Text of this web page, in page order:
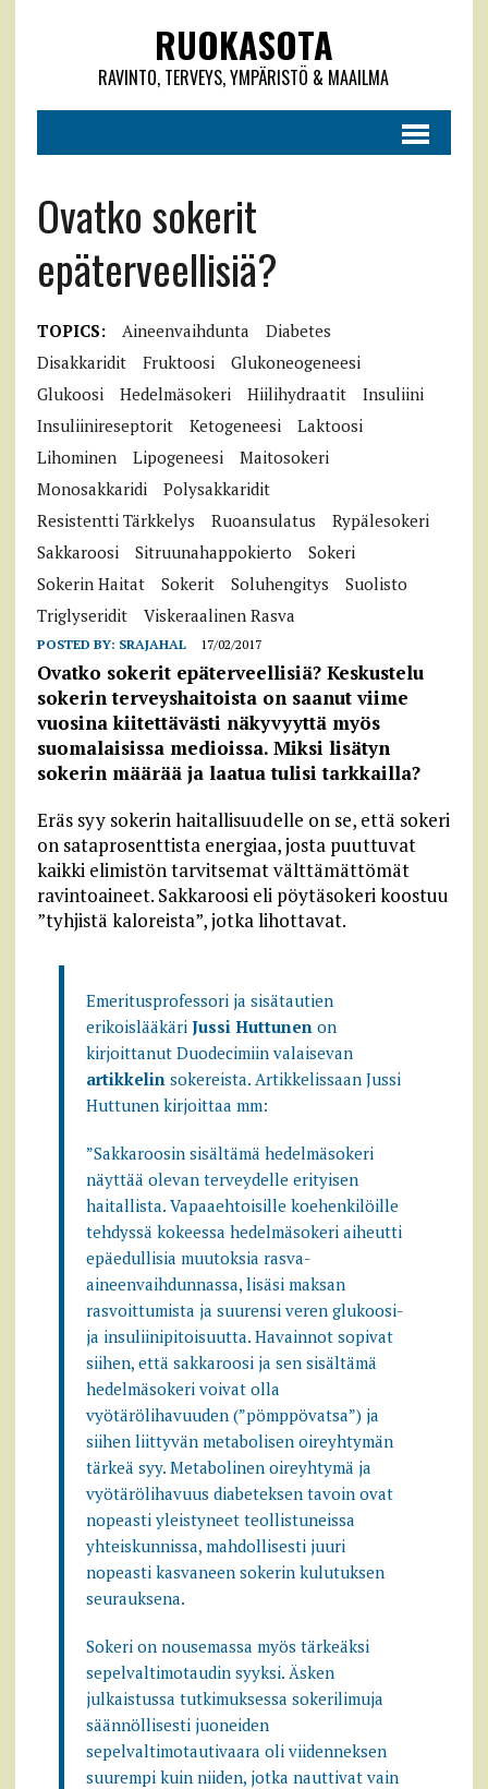
RUOKASOTA
RAVINTO, TERVEYS, YMPÄRISTÖ & MAAILMA
Ovatko sokerit
epäterveellisiä?
TOPICS: Aineenvaihdunta
Diabetes
Disakkaridit
Fruktoosi
Glukoneogeneesi
Glukoosi
Hedelmäsokeri Hiilihydraatit
Insuliini
Insuliinireseptorit
Ketogeneesi
Laktoosi
Lihominen
Lipogeneesi
Maitosokeri
Monosakkaridi
Polysakkaridit
Resistentti Tärkkelys
Ruoansulatus
Rypälesokeri
Sakkaroosi
Sitruunahappokierto
Sokeri
Sokerin Haitat
Sokerit Soluhengitys
Suolisto
Triglyseridit
Viskeraalinen Rasva
POSTED BY: SRAJAHAL 17/02/2017
Ovatko sokerit epäterveellisiä? Keskustelu
sokerin terveyshaitoista on saanut viime
vuosina kiitettävästi näkyvyyttä myös
suomalaisissa medioissa. Miksi lisätyn
sokerin määrää ja laatua tulisi tarkkailla?
Eräs syy sokerin haitallisuudelle on se, että sokeri
on sataprosenttista energiaa, josta puuttuvat
kaikki elimistön tarvitsemat välttämättömät
ravintoaineet. Sakkaroosi eli pöytäsokeri koostuu
”tyhjistä kaloreista”, jotka lihottavat.
Emeritusprofessori ja sisätautien
erikoislääkäri Jussi Huttunenon
kirjoittanut Duodecimiin valaisevan
artikkelinsokereista. Artikkelissaan Jussi
Huttunen kirjoittaa mm:
”Sakkaroosin sisältämä hedelmäsokeri
näyttää olevan terveydelle erityisen
haitallista. Vapaaehtoisille koehenkilöille
tehdyssä kokeessa hedelmäsokeri aiheutti
epäedullisia muutoksia rasva-
aineenvaihdunnassa, lisäsi maksan
rasvoittumista ja suurensi veren glukoosi-
ja insuliinipitoisuutta. Havainnot sopivat
siihen, että sakkaroosi ja sen sisältämä
hedelmäsokeri voivat olla
vyötärölihavuuden (”pömppövatsa”) ja
siihen liittyvän metabolisen oireyhtymän
tärkeä syy. Metabolinen oireyhtymä ja
vyötärölihavuus diabeteksen tavoin ovat
nopeasti yleistyneet teollistuneissa
yhteiskunnissa, mahdollisesti juuri
nopeasti kasvaneen sokerin kulutuksen
seurauksena.
Sokeri on nousemassa myös tärkeäksi
sepelvaltimotaudin syyksi. Äsken
julkaistussa tutkimuksessa sokerilimuja
säännöllisesti juoneiden
sepelvaltimotautivaara oli viidenneksen
suurempi kuin niiden, jotka nauttivat vain